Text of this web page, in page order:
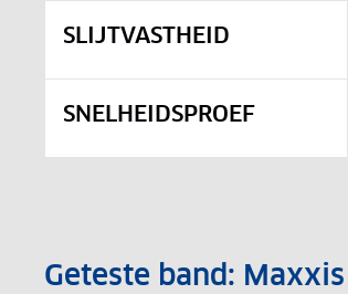
SLIJTVASTHEID
SNELHEIDSPROEF
Geteste band: